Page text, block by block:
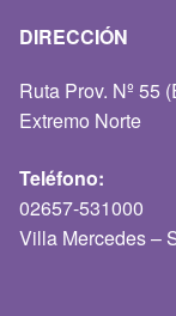
DIRECCIÓN
Ruta Prov. Nº 55
Extremo Norte
Teléfono:
02657-531000
Villa Mercedes –